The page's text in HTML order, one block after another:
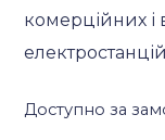
комерційних
Доступно за